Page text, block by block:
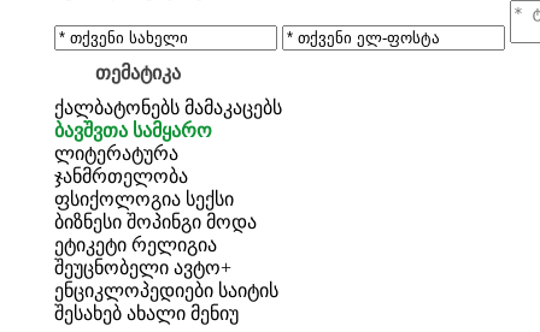
თემატიკა
ქალბატონებს მამაკაცებს
ბავშვთა სამყარო
ლიტერატურა
ჯანმრთელობა
ფსიქოლოგია სექსი
ბიზნესი შოპინგი მოდა
ეტიკეტი რელიგია
შეუცნობელი ავტო+
ენციკლოპედიები საიტის
შესახებ ახალი მენიუ